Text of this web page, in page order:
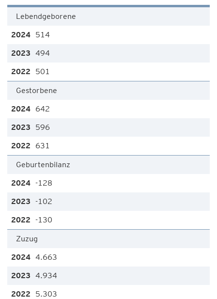
Lebendgeborene
514
494
501
Gestorbene
642
596
631
Geburtenbilanz
-128
-102
-130
Zuzug
4.663
4.934
5.303